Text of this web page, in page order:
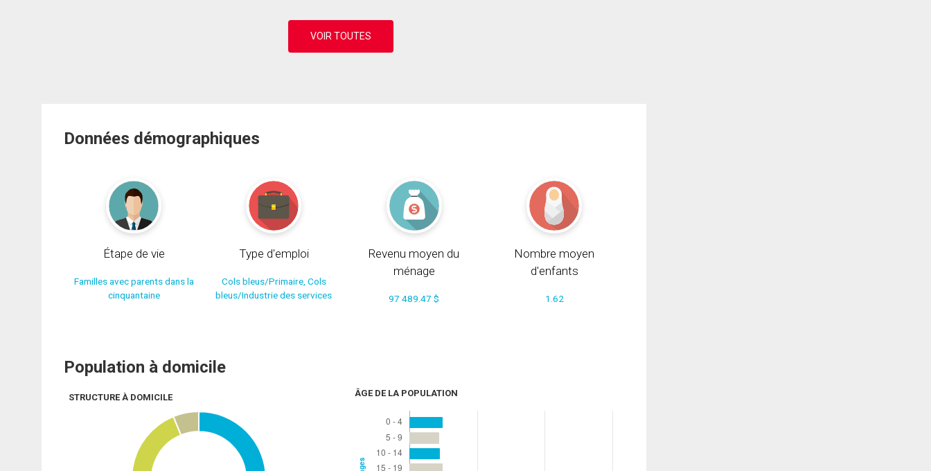
Données démographiques
Étape de vie
Familles avec parents dans la
cinquantaine
Type d'emploi
Cols bleus/Primaire, Cols
bleus/Industrie des services
Revenu moyen du
ménage
97 489.47 $
Nombre moyen
d'enfants
1.62
Population à domicile
STRUCTURE À DOMICILE ÂGE DE LA POPULATION